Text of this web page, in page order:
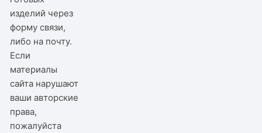
изделий через
форму связи,
либо на почту.
Если
материалы
сайта нарушают
ваши авторские
права,
пожалуйста